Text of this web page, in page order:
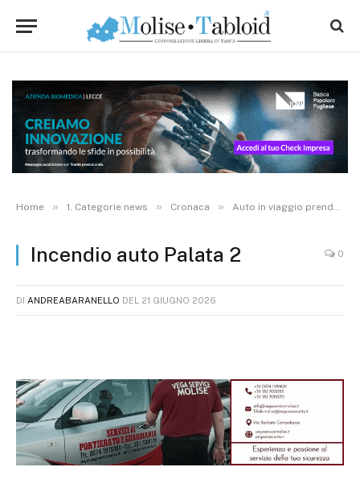
Home » 1. Categorie news » Cronaca » Auto in viaggio prende fuoco, salvo il conducente
Incendio auto Palata 2 0
DI ANDREABARANELLO DEL 21 GIUGNO 2026